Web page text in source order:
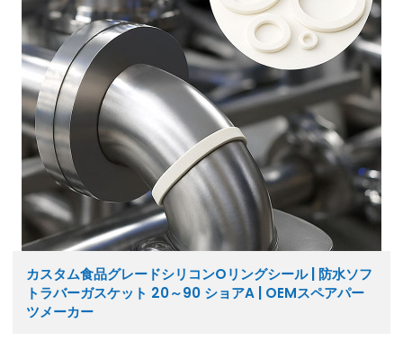
カスタム食品グレードシリコンOリングシール | 防水ソフ
トラバーガスケット 20～90 ショアA | OEMスペアパー
ツメーカー